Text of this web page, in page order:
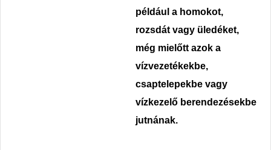
például a homokot,
rozsdát vagy üledéket,
még mielőtt azok a
vízvezetékekbe,
csaptelepekbe vagy
vízkezelő berendezésekbe
jutnának.